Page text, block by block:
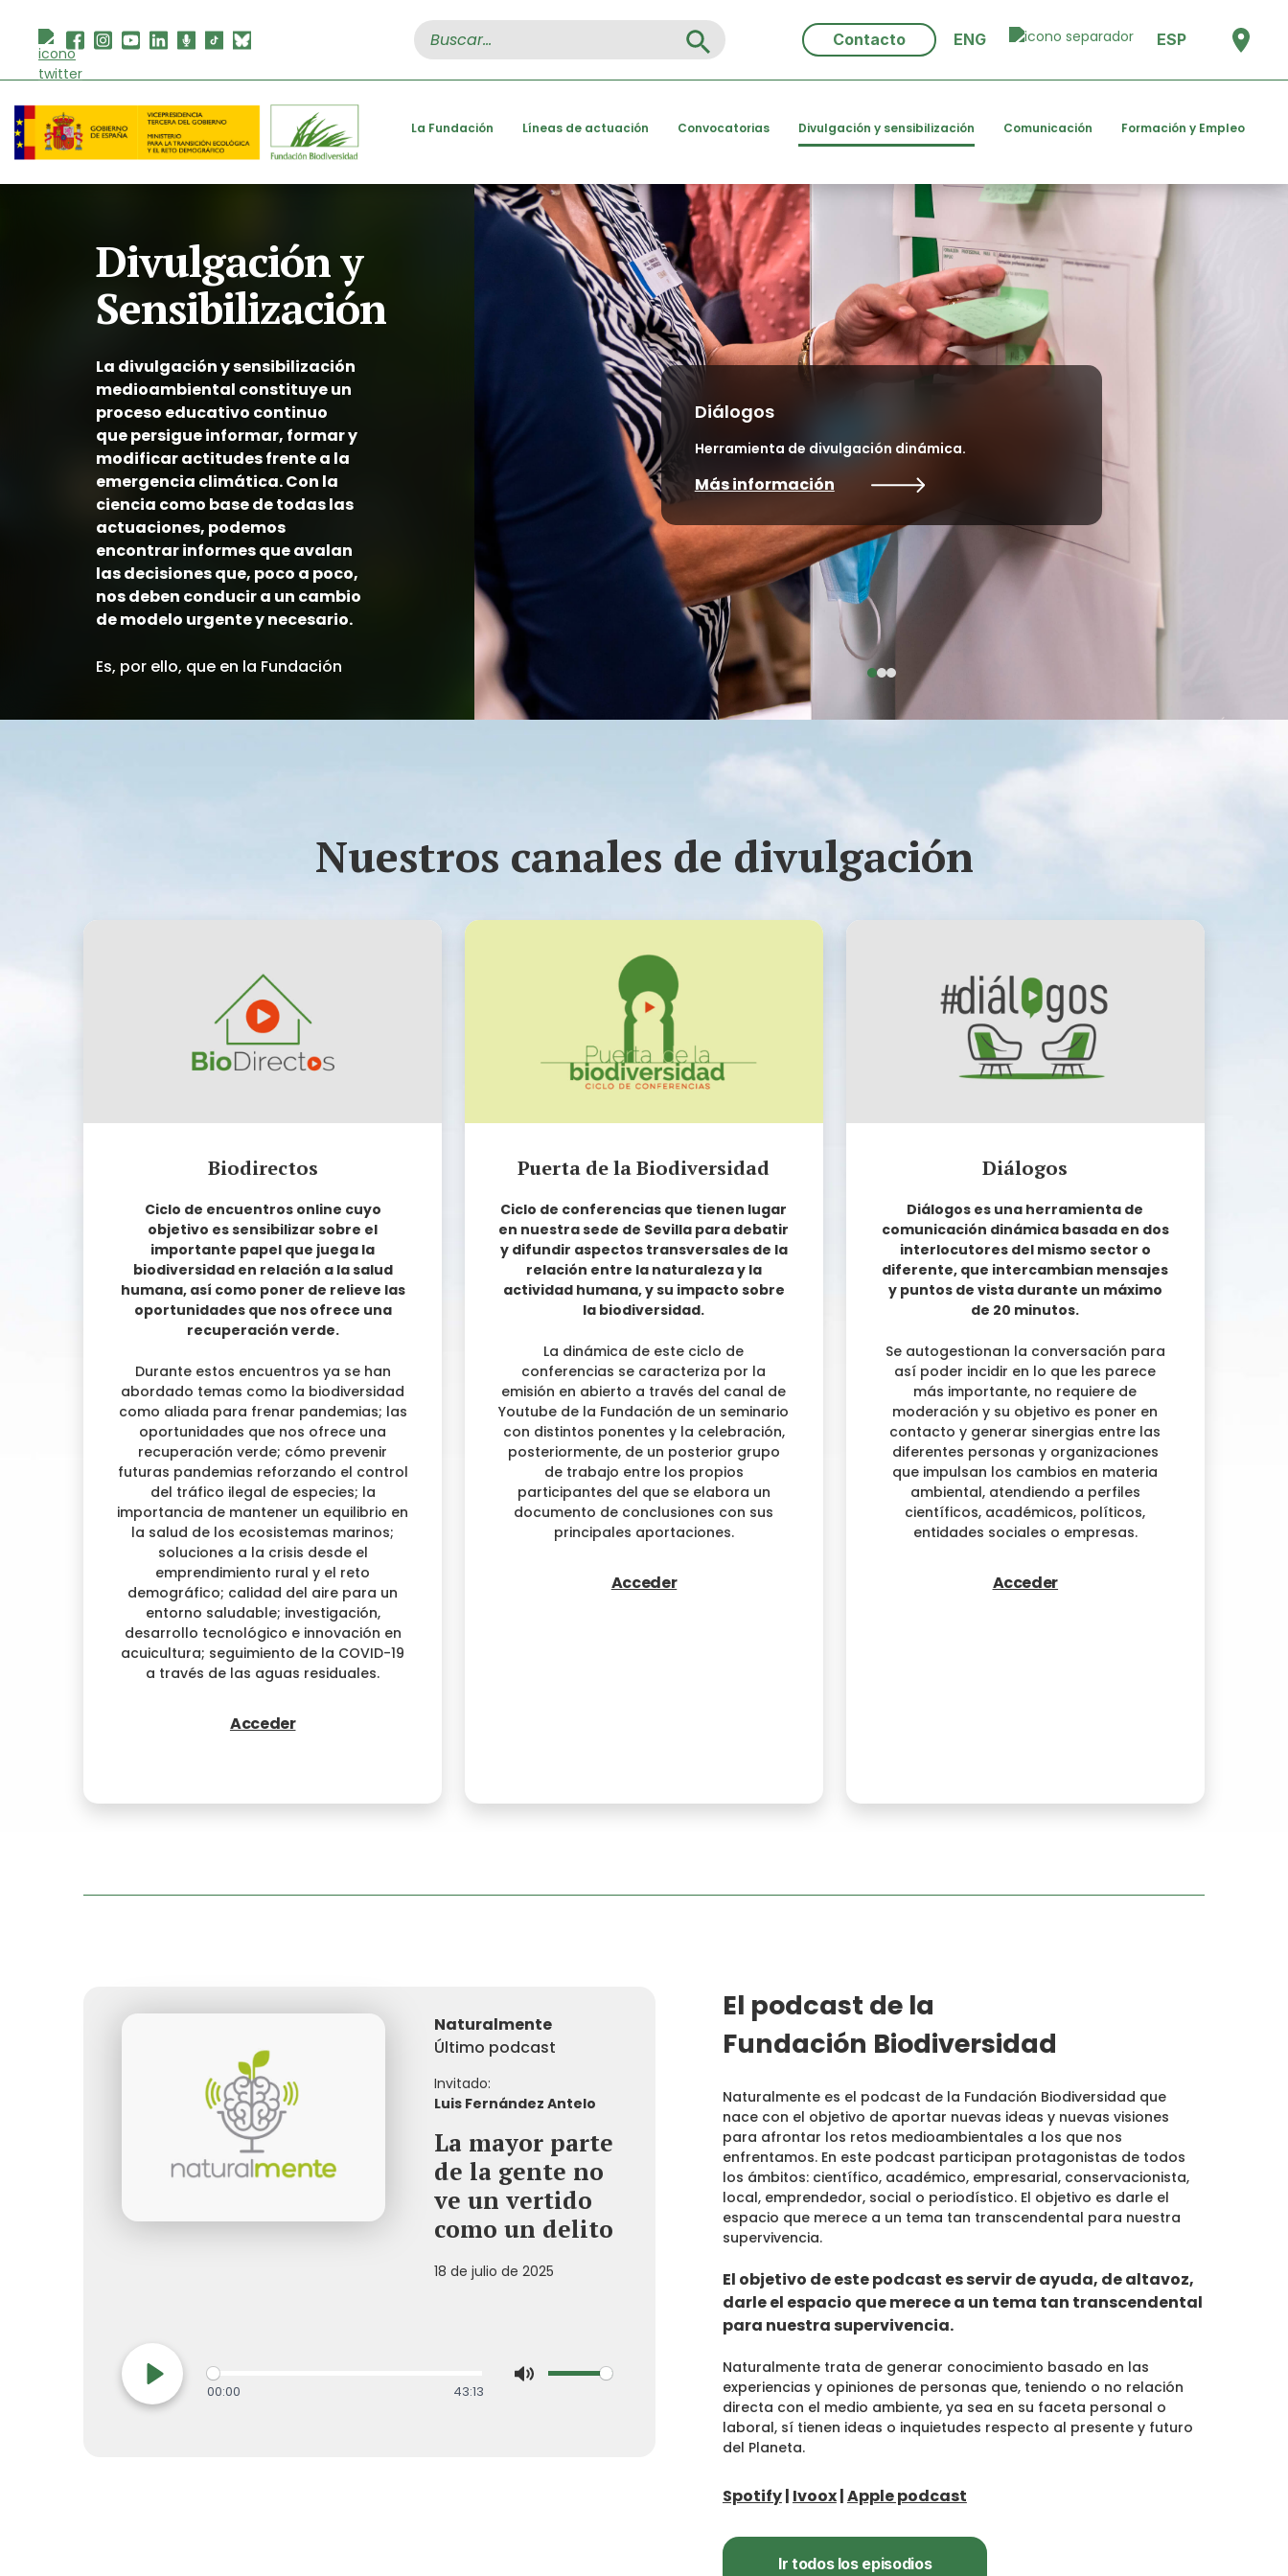
content
Search
for:
Search Button
Contacto
ENG ESP
La Fundación Líneas de actuación Convocatorias Divulgación y sensibilización Comunicación Formación y Empleo
Divulgación y
Sensibilización
La divulgación y sensibilización
medioambiental constituye un
proceso educativo continuo
que persigue informar, formar y
modificar actitudes frente a la
emergencia climática. Con la
ciencia como base de todas las
actuaciones, podemos
encontrar informes que avalan
las decisiones que, poco a poco,
nos deben conducir a un cambio
de modelo urgente y necesario.
Es, por ello, que en la Fundación
científico-medioambiental que
Diálogos
Herramienta de divulgación dinámica.
Más información
Nuestros canales de divulgación
Biodirectos
Ciclo de encuentros online cuyo
objetivo es sensibilizar sobre el
importante papel que juega la
biodiversidad en relación a la salud
humana, así como poner de relieve las
oportunidades que nos ofrece una
recuperación verde.
Durante estos encuentros ya se han
abordado temas como la biodiversidad
como aliada para frenar pandemias; las
oportunidades que nos ofrece una
recuperaciónverde; cómo prevenir
futuras pandemias reforzando el control
del tráfico ilegal de especies; la
importancia de mantener un equilibrio en
la salud de los ecosistemas marinos;
soluciones a la crisis desde el
emprendimiento rural y el reto
demográfico; calidad del aire para un
entorno saludable; investigación,
desarrollo tecnológico e innovación en
acuicultura; seguimiento de la COVID-19
a través de las aguas residuales.
Acceder
Puerta de la Biodiversidad
Ciclo de conferencias que tienen lugar
en nuestra sede de Sevilla para debatir
y difundir aspectos transversales de la
relación entre la naturaleza y la
actividad humana, y su impacto sobre
la biodiversidad.
La dinámica de este ciclo de
conferencias se caracteriza por la
emisión en abierto a través del canal de
Youtube de la Fundación de un seminario
con distintos ponentes y la celebración,
posteriormente, de un posterior grupo
de trabajo entre los propios
participantes del que se elabora un
documento de conclusiones con sus
principales aportaciones.
Acceder
Diálogos
Diálogos es una herramienta de
comunicación dinámica basada en dos
interlocutores del mismo sector o
diferente, que intercambian mensajes
y puntos de vista durante un máximo
de 20 minutos.
Se autogestionan la conversación para
así poder incidir en lo que les parece
más importante, no requiere de
moderación y su objetivo es poner en
contacto y generar sinergias entre las
diferentes personas y organizaciones
que impulsan los cambios en materia
ambiental, atendiendo a perfiles
científicos, académicos, políticos,
entidades sociales o empresas.
Acceder
Naturalmente
Último podcast
Invitado:
Luis Fernández Antelo
La mayor parte
de la gente no
ve un vertido
como un delito
18 de julio de 2025
Play
00:00 43:13
El podcast de la
Fundación Biodiversidad
Naturalmente es el podcast de la Fundación Biodiversidad que
nace con el objetivo de aportar nuevas ideas y nuevas visiones
para afrontar los retos medioambientales a los que nos
enfrentamos. En este podcast participan protagonistas de todos
los ámbitos: científico, académico, empresarial, conservacionista,
local, emprendedor, social o periodístico. El objetivo es darle el
espacio que merece a un tema tan transcendental para nuestra
supervivencia.
El objetivo de este podcast es servir de ayuda, de altavoz,
darle el espacio que merece a un tema tan transcendental
para nuestra supervivencia.
Naturalmente trata de generar conocimiento basado en las
experiencias y opiniones de personas que, teniendo o no relación
directa con el medio ambiente, ya sea en su faceta personal o
laboral, sí tienen ideas o inquietudes respecto al presente y futuro
del Planeta.
Spotify| Ivoox|Apple podcast
Ir todos los episodios